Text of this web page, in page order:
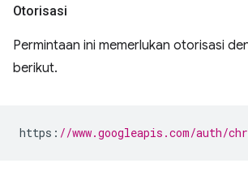
Otorisasi
Permintaan ini memerlukan otorisasi
berikut.
https : //www.googleapis.com/auth/